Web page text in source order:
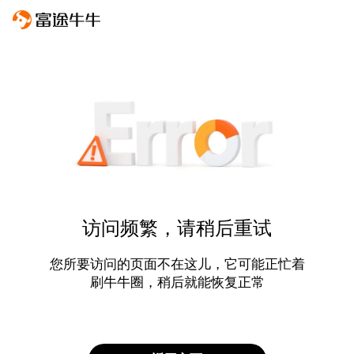
访问频繁，请稍后重试
您所要访问的页面不在这儿，它可能正忙着
刷牛牛圈，稍后就能恢复正常